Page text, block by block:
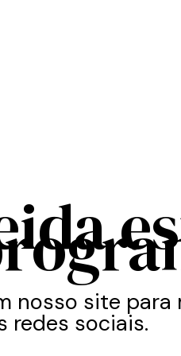
nosso site para
redes sociais.